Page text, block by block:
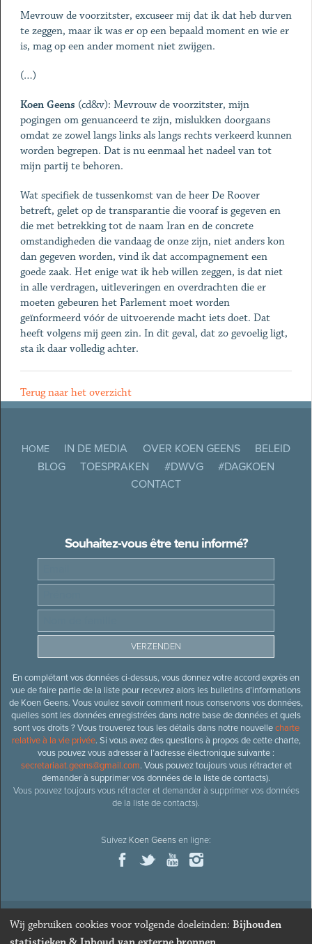
Mevrouw de voorzitster, excuseer mij dat ik dat heb durven
te zeggen, maar ik was er op een bepaald moment en wie er
is, mag op een ander moment niet zwijgen.
(…)
Koen Geens (cd&v): Mevrouw de voorzitster, mijn
pogingen om genuanceerd te zijn, mislukken doorgaans
omdat ze zowel langs links als langs rechts verkeerd kunnen
worden begrepen. Dat is nu eenmaal het nadeel van tot
mijn partij te behoren.
Wat specifiek de tussenkomst van de heer De Roover
betreft, gelet op de transparantie die vooraf is gegeven en
die met betrekking tot de naam Iran en de concrete
omstandigheden die vandaag de onze zijn, niet anders kon
dan gegeven worden, vind ik dat accompagnement een
goede zaak. Het enige wat ik heb willen zeggen, is dat niet
in alle verdragen, uitleveringen en overdrachten die er
moeten gebeuren het Parlement moet worden
geïnformeerd vóór de uitvoerende macht iets doet. Dat
heeft volgens mij geen zin. In dit geval, dat zo gevoelig ligt,
sta ik daar volledig achter.
Terug naar het overzicht
HOME IN DE MEDIA OVER KOEN GEENS
BELEID
BLOG
TOESPRAKEN #DWVG
#DAGKOEN
CONTACT
Souhaitez-vous être tenu informé?
En complétant vos données ci-dessus, vous donnez votre accord exprès en
vue de faire partie de la liste pour recevrez alors les bulletins d’informations
de Koen Geens. Vous voulez savoir comment nous conservons vos données,
quelles sont les données enregistrées dans notre base de données et quels
sont vos droits ? Vous trouverez tous les détails dans notre nouvellecharte
relative à la vie privée. Si vous avez des questions à propos de cette charte,
vous pouvez vous adresser à l’adresse électronique suivante :
secretariaat.geens@gmail.com. Vous pouvez toujours vous rétracter et
demander à supprimer vos données de la liste de contacts).
Vous pouvez toujours vous rétracter et demander à supprimer vos données
de la liste de contacts).
Suivez Koen Geensen ligne:
© 2026Ancien ministre et député honoraire
Wij gebruiken cookies voor volgende doeleinden: Bijhouden